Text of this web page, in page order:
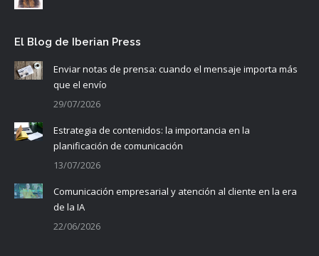
El Blog de Iberian Press
Enviar notas de prensa: cuando el mensaje importa más
que el envío
29/07/2026
Estrategia de contenidos: la importancia en la
planificación de comunicación
13/07/2026
Comunicación empresarial y atención al cliente en la era
de la IA
22/06/2026